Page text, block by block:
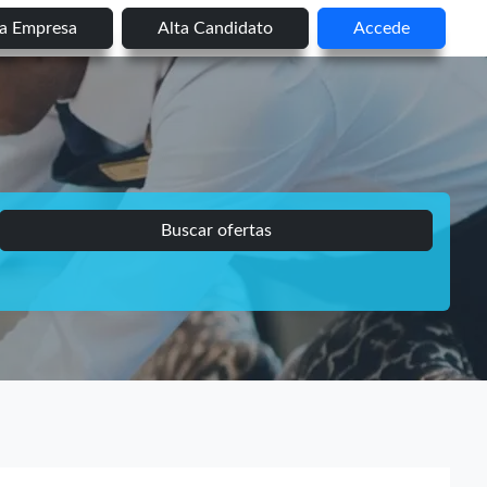
Empresa Alta Candidato Accede
Buscar ofertas